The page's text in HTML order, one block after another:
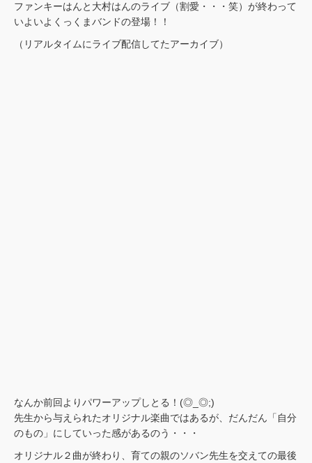
ファンキーはんと大村はんのライブ（割愛・・・笑）が終わって
いよいよくっくまバンドの登場！！
（リアルタイムにライブ配信してたアーカイブ）
なんか前回よりパワーアップしとる！(◎_◎;)
先生から与えられたオリジナル楽曲ではあるが、だんだん「自分
のもの」にしていった感があるのう・・・
オリジナル２曲が終わり、育ての親のソバン先生を交えての最後